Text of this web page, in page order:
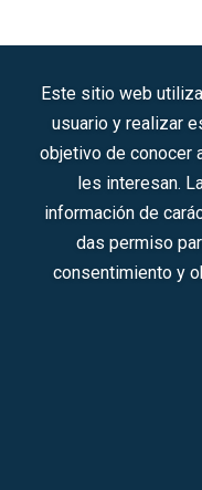
Este sitio web
usuario y realizar
objetivo de conocer
les interesan.
información de
das permiso
consentimiento y